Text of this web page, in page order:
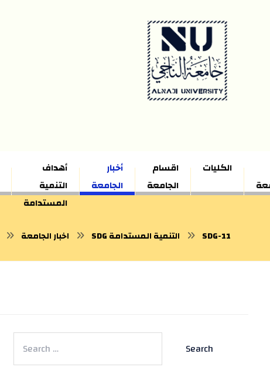
الكليات
اقسام
الجامعة
أخبار
الجامعة
أهداف
التنمية
المستدامة
اخبار الجامعة SDG التنمية المستدامة SDG-11